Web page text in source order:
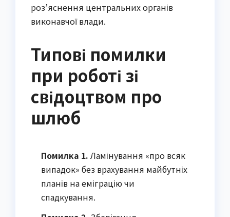
роз’яснення центральних органів
виконавчої влади.
Типові помилки
при роботі зі
свідоцтвом про
шлюб
Помилка 1. Ламінування «про всяк
випадок» без врахування майбутніх
планів на еміграцію чи
спадкування.